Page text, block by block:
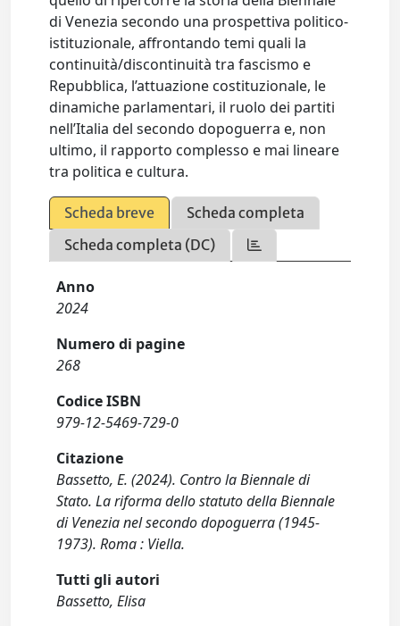
di Venezia secondo una prospettiva politico-
istituzionale, affrontando temi quali la
continuità/discontinuità tra fascismo e
Repubblica, l’attuazione costituzionale, le
dinamiche parlamentari, il ruolo dei partiti
nell’Italia del secondo dopoguerra e, non
ultimo, il rapporto complesso e mai lineare
tra politica e cultura.
Scheda breve
Scheda completa
Scheda completa (DC)
Anno
2024
Numero di pagine
268
Codice ISBN
979-12-5469-729-0
Citazione
Bassetto, E. (2024). Contro la Biennale di
Stato. La riforma dello statuto della Biennale
di Venezia nel secondo dopoguerra (1945-
1973). Roma : Viella.
Tutti gli autori
Bassetto, Elisa